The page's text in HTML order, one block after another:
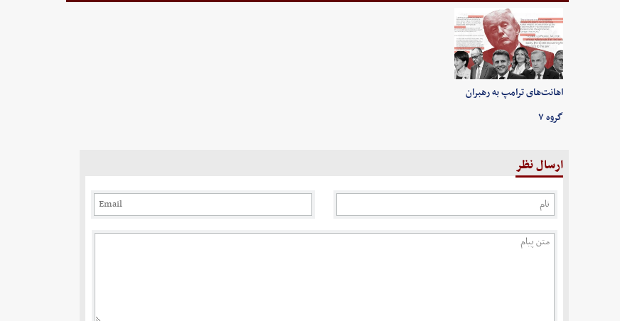
اهانت‌های ترامپ به رهبران
گروه ۷
ارسال نظر